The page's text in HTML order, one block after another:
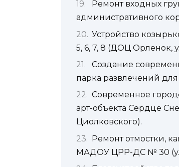
Ремонт входных
административного
Устройство
5, 6, 7, 8 (ДОЦ Орленок,
Создание
парка развлечений
Современное
арт-объекта Сердце
Циолковского).
Ремонт отмостки,
МАДОУ ЦРР-ДС № 30